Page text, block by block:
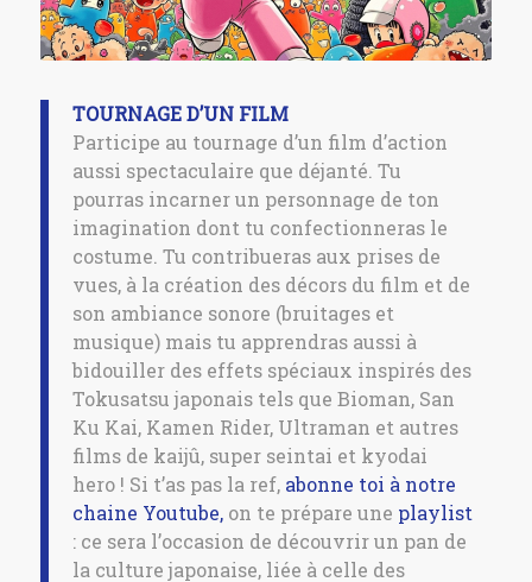
TOURNAGE D’UN FILM
Participe au tournage d’un film d’action
aussi spectaculaire que déjanté. Tu
pourras incarner un personnage de ton
imagination dont tu confectionneras le
costume. Tu contribueras aux prises de
vues, à la création des décors du film et de
son ambiance sonore (bruitages et
musique) mais tu apprendras aussi à
bidouiller des effets spéciaux inspirés des
Tokusatsu japonais tels que Bioman, San
Ku Kai, Kamen Rider, Ultraman et autres
films de kaijû, super seintai et kyodai
hero ! Si t’as pas la ref, abonne toi à notre
chaine Youtube,on te prépare une playlist
: ce sera l’occasion de découvrir un pan de
la culture japonaise, liée à celle des